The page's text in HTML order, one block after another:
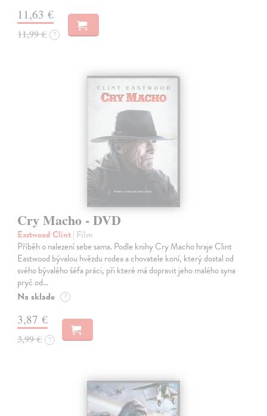
11,63 €
11,99 € ?
Cry Macho - DVD
Eastwood Clint| Film
Příběh o nalezení sebe sama. Podle knihy Cry Macho hraje Clint
Eastwood bývalou hvězdu rodea a chovatele koní, který dostal od
svého bývalého šéfa práci, při které má dopravit jeho malého syna
pryč od…
Na sklade ?
3,87 €
3,99 € ?